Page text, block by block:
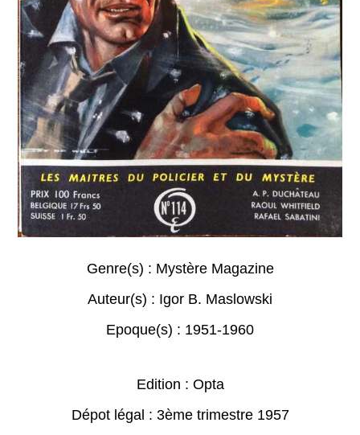
Genre(s) : Mystère Magazine
Auteur(s) : Igor B. Maslowski
Epoque(s) : 1951-1960
Edition : Opta
Dépot légal : 3ème trimestre 1957